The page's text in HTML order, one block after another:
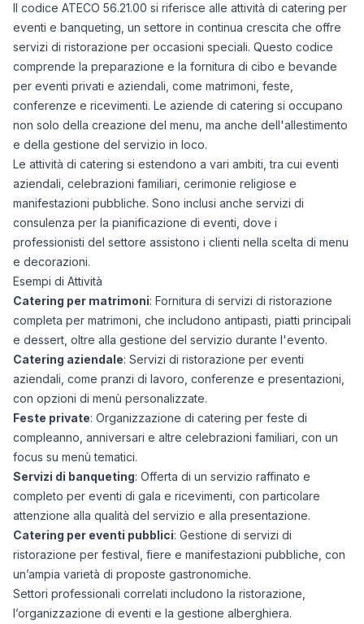
Il codice ATECO 56.21.00 si riferisce alle attività di catering per
eventi e banqueting, un settore in continua crescita che offre
servizi di ristorazione per occasioni speciali. Questo codice
comprende la preparazione e la fornitura di cibo e bevande
per eventi privati e aziendali, come matrimoni, feste,
conferenze e ricevimenti. Le aziende di catering si occupano
non solo della creazione del menu, ma anche dell'allestimento
e della gestione del servizio in loco.
Le attività di catering si estendono a vari ambiti, tra cui eventi
aziendali, celebrazioni familiari, cerimonie religiose e
manifestazioni pubbliche. Sono inclusi anche servizi di
consulenza per la pianificazione di eventi, dove i
professionisti del settore assistono i clienti nella scelta di menu
e decorazioni.
Esempi di Attività
Catering per matrimoni: Fornitura di servizi di ristorazione
completa per matrimoni, che includono antipasti, piatti principali
e dessert, oltre alla gestione del servizio durante l'evento.
Catering aziendale: Servizi di ristorazione per eventi
aziendali, come pranzi di lavoro, conferenze e presentazioni,
con opzioni di menù personalizzate.
Feste private: Organizzazione di catering per feste di
compleanno, anniversari e altre celebrazioni familiari, con un
focus su menù tematici.
Servizi di banqueting: Offerta di un servizio raffinato e
completo per eventi di gala e ricevimenti, con particolare
attenzione alla qualità del servizio e alla presentazione.
Catering per eventi pubblici: Gestione di servizi di
ristorazione per festival, fiere e manifestazioni pubbliche, con
un’ampia varietà di proposte gastronomiche.
Settori professionali correlati includono la ristorazione,
l’organizzazione di eventi e la gestione alberghiera.